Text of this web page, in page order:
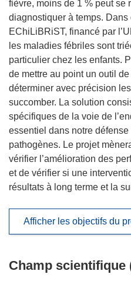
fièvre, moins de 1 % peut se
diagnostiquer à temps.
EChiLiBRiST, financé par
les maladies fébriles sont
particulier chez les enfants.
de mettre au point un outil
déterminer avec précision
succomber. La solution
spécifiques de la voie de
essentiel dans notre
pathogènes. Le projet
vérifier l’amélioration des
et de vérifier si une
résultats à long terme et la
Afficher les objectifs du
Champ scientifique